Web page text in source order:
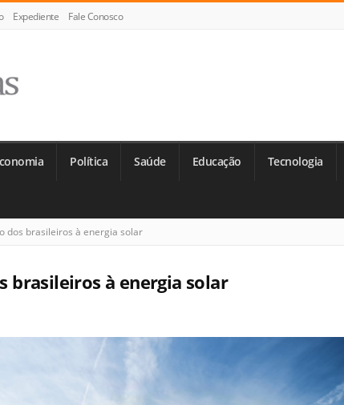
Expediente Fale Conosco
Política Saúde Educação Tecnologia
dos brasileiros à energia solar
brasileiros à energia solar